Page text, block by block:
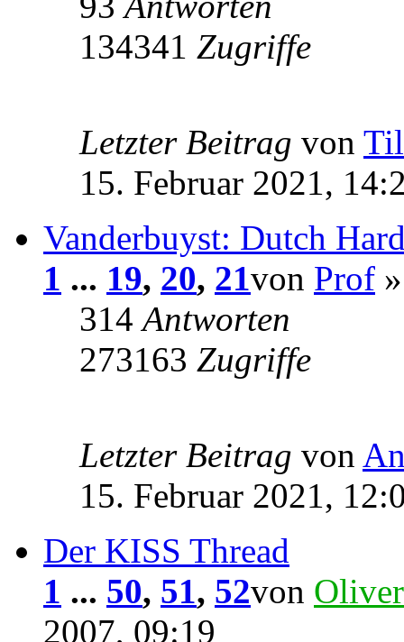
134341 Zugriffe
Letzter Beitrag von
15. Februar 2021,
Vanderbuyst: Dutch
1 ... 19, 20, 21von Prof
314Antworten
273163 Zugriffe
Letzter Beitrag von
15. Februar 2021,
Der KISS Thread
1 ... 50, 51, 52von
2007, 09:19